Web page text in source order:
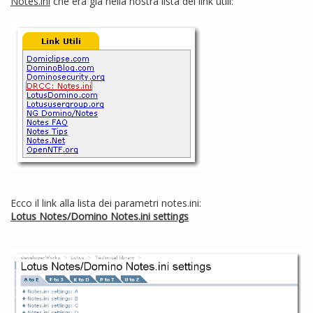
Ecco il link alla lista dei parametri notes.ini:
Lotus Notes/Domino Notes.ini settings